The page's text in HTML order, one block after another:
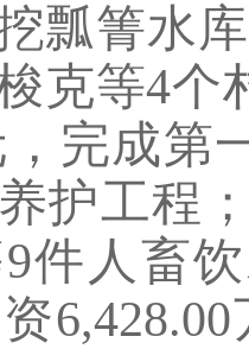
瓢箐水
克等4个
完成第
护工程
9件人畜
6,428.00